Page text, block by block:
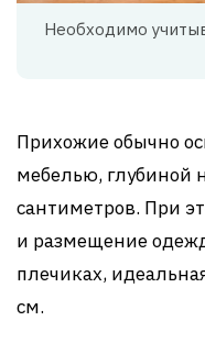
Необходимо
Прихожие обычно
мебелью, глубиной
сантиметров. При
и размещение
плечиках,
см.